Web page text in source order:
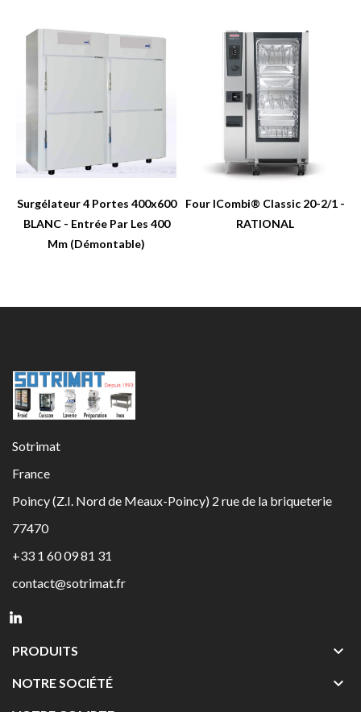
Surgélateur 4 Portes 400x600
BLANC - Entrée Par Les 400
Mm (Démontable)
Four ICombi® Classic 20-2/1 -
RATIONAL
Sotrimat
France
Poincy (Z.I. Nord de Meaux-Poincy) 2 rue de la briqueterie
77470
+33 1 60 09 81 31
contact@sotrimat.fr
PRODUITS 
NOTRE SOCIÉTÉ 